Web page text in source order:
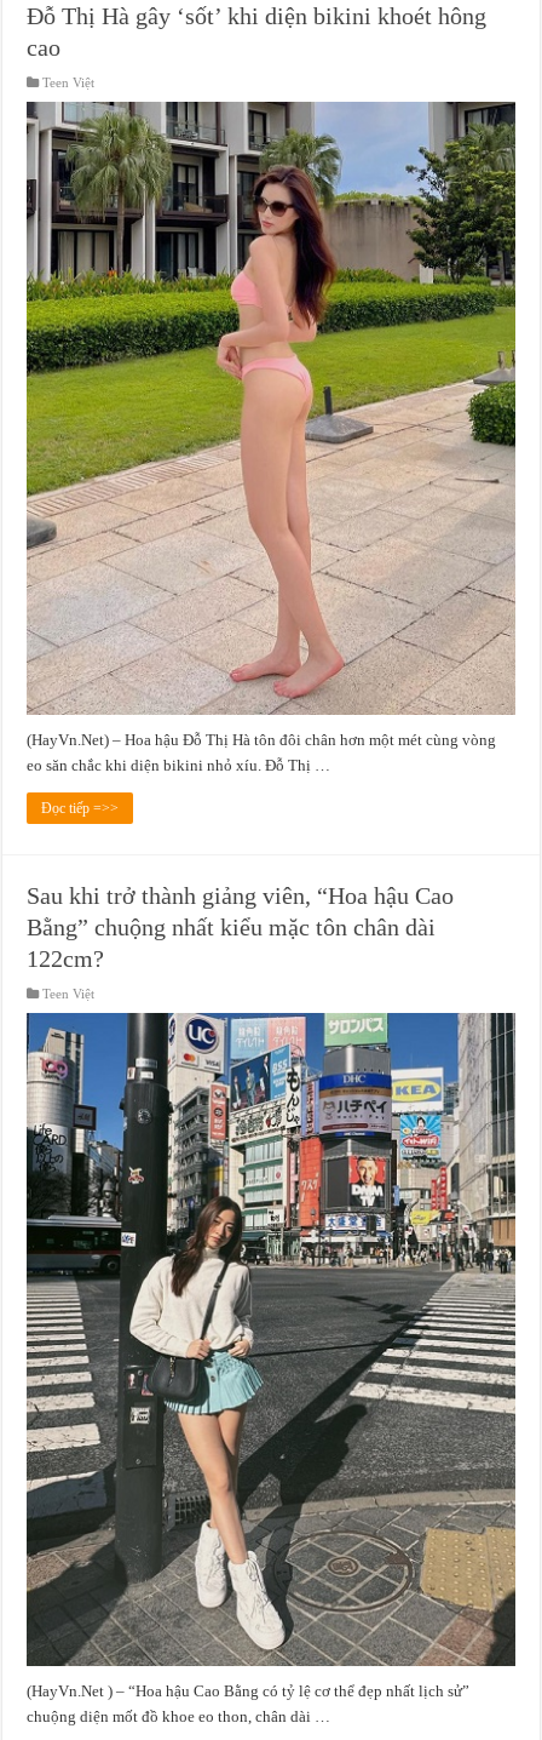
Đỗ Thị Hà gây ‘sốt’ khi diện bikini khoét hông
cao
Teen Việt
(HayVn.Net) – Hoa hậu Đỗ Thị Hà tôn đôi chân hơn một mét cùng vòng
eo săn chắc khi diện bikini nhỏ xíu. Đỗ Thị …
Đọc tiếp =>>
Sau khi trở thành giảng viên, “Hoa hậu Cao
Bằng” chuộng nhất kiểu mặc tôn chân dài
122cm?
Teen Việt
(HayVn.Net ) – “Hoa hậu Cao Bằng có tỷ lệ cơ thể đẹp nhất lịch sử”
chuộng diện mốt đồ khoe eo thon, chân dài …